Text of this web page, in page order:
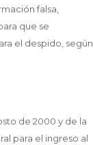
falsa,
que se
el despido, según
de 2000 y de la
para el ingreso al